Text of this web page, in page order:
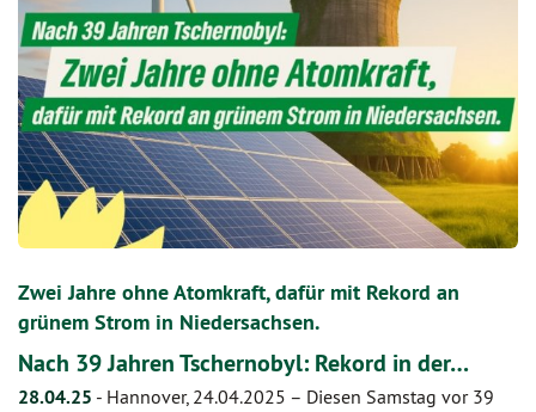
Zwei Jahre ohne Atomkraft, dafür mit Rekord an
grünem Strom in Niedersachsen.
Nach 39 Jahren Tschernobyl: Rekord in der…
28.04.25 - Hannover, 24.04.2025 – Diesen Samstag vor 39